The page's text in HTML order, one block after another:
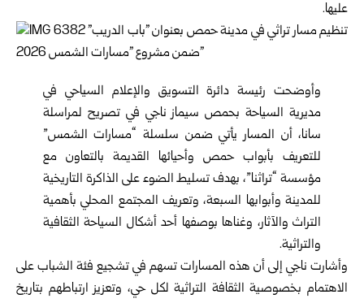
عليها‎.‎
وأوضحت رئيسة دائرة التسويق والإعلام السياحي في
مديرية ‏السياحة بحمص سيماز ناجي في تصريح لمراسلة
سانا، أن ‏المسار يأتي ضمن سلسلة “مسارات الشمس”
للتعريف بأبواب ‏حمص وأحيائها القديمة بالتعاون مع
مؤسسة “تراثنا”، بهدف ‏تسليط الضوء على الذاكرة التاريخية
للمدينة وأبوابها السبعة، ‏وتعريف المجتمع المحلي بأهمية
التراث والآثار، وغناها بوصفها ‏أحد أشكال السياحة الثقافية
والتراثية‎.‎
وأشارت ناجي إلى أن هذه المسارات تسهم في تشجيع فئة ‏الشباب على
الاهتمام بخصوصية الثقافة التراثية لكل حي، ‏وتعزيز ارتباطهم بتاريخ